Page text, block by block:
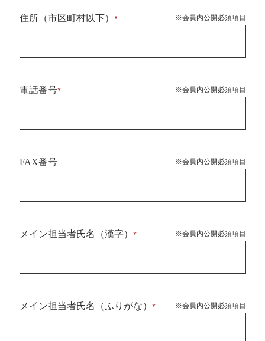
住所（市区町村以下） * ※会員内公開必須項目
電話番号* ※会員内公開必須項目
FAX番号 ※会員内公開必須項目
メイン担当者氏名（漢字） * ※会員内公開必須項目
メイン担当者氏名（ふりがな） * ※会員内公開必須項目